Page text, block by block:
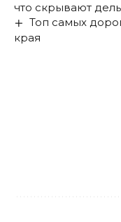
что скрывают
Топ самых
края